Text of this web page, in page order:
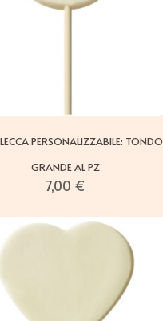
PERSONALIZZABILE: TONDO
GRANDE AL PZ
7,00 €